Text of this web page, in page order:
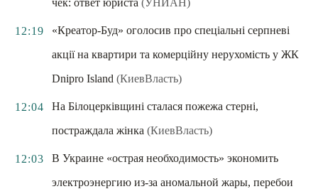
чек: ответ юриста (УНИАН)
12:19
«Креатор-Буд» оголосив про спеціальні серпневі
акції на квартири та комерційну нерухомість у ЖК
Dnipro Island (КиевВласть)
12:04
На Білоцерківщині сталася пожежа стерні,
постраждала жінка (КиевВласть)
12:03
В Украине «острая необходимость» экономить
электроэнергию из-за аномальной жары, перебои